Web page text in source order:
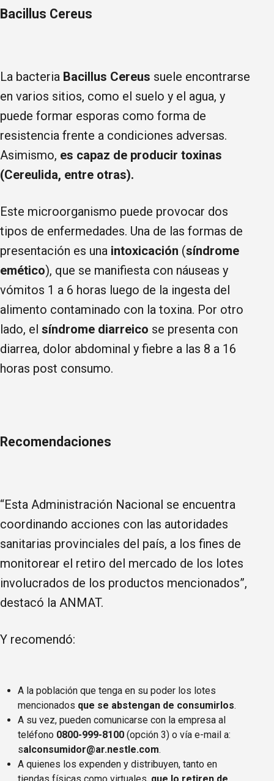
Bacillus Cereus
La bacteria Bacillus Cereus suele encontrarse
en varios sitios, como el suelo y el agua, y
puede formar esporas como forma de
resistencia frente a condiciones adversas.
Asimismo, es capaz de producir toxinas
(Cereulida, entre otras).
Este microorganismo puede provocar dos
tipos de enfermedades. Una de las formas de
presentación es una intoxicación (síndrome
emético), que se manifiesta con náuseas y
vómitos 1 a 6 horas luego de la ingesta del
alimento contaminado con la toxina. Por otro
lado, el síndrome diarreico se presenta con
diarrea, dolor abdominal y fiebre a las 8 a 16
horas post consumo.
Recomendaciones
“Esta Administración Nacional se encuentra
coordinando acciones con las autoridades
sanitarias provinciales del país, a los fines de
monitorear el retiro del mercado de los lotes
involucrados de los productos mencionados”,
destacó la ANMAT.
Y recomendó:
A la población que tenga en su poder los lotes
mencionados que se abstengan de consumirlos.
A su vez, pueden comunicarse con la empresa al
teléfono 0800-999-8100(opción 3) o vía e-mail a:
salconsumidor@ar.nestle.com.
A quienes los expenden y distribuyen, tanto en